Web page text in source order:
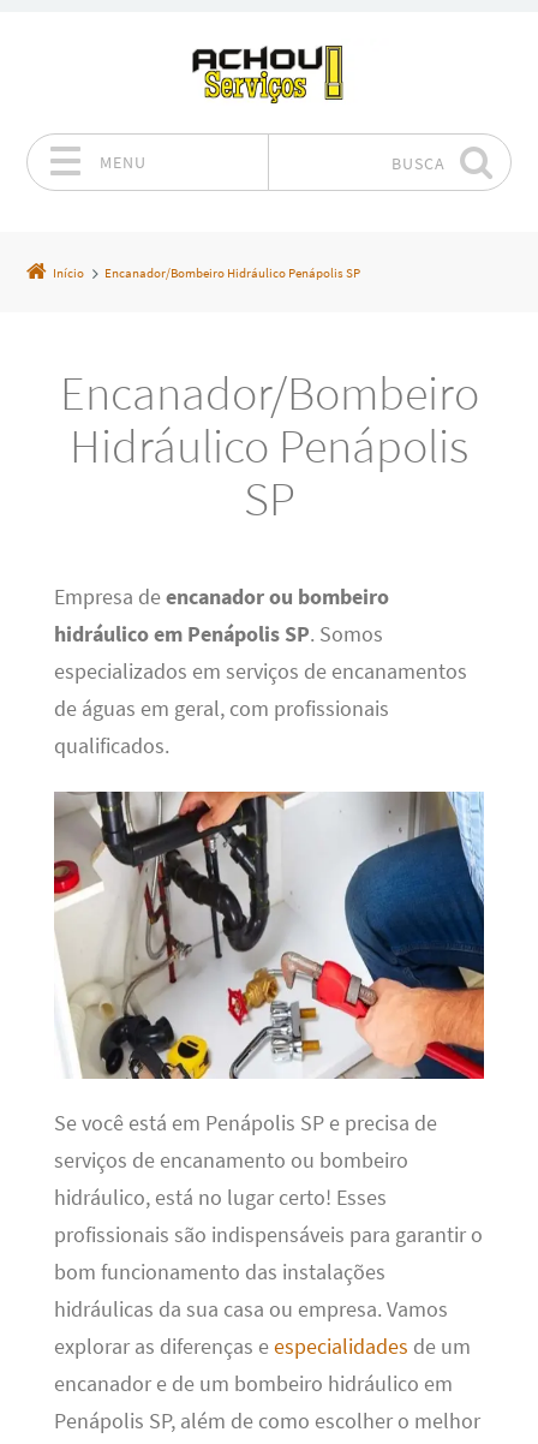
MENU BUSCA
Início Encanador/Bombeiro Hidráulico Penápolis SP
Encanador/Bombeiro
Hidráulico Penápolis
SP
Empresa deencanador ou bombeiro
hidráulico em Penápolis SP. Somos
especializados em serviços de encanamentos
de águas em geral, com profissionais
qualificados.
Se você está em Penápolis SP e precisa de
serviços de encanamento ou bombeiro
hidráulico, está no lugar certo! Esses
profissionais são indispensáveis para garantir o
bom funcionamento das instalações
hidráulicas da sua casa ou empresa. Vamos
explorar as diferenças eespecialidades de um
encanador e de um bombeiro hidráulico em
Penápolis SP, além de como escolher o melhor